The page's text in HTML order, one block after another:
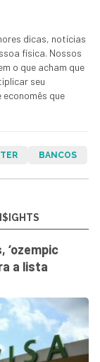
dicas, notícias
física. Nossos
o que acham que
seu
que
BANCOS
‘ozempic
a lista